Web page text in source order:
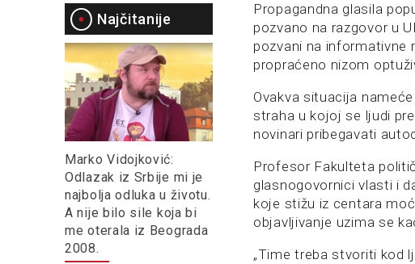
Najčitanije
Marko Vidojković:
Odlazak iz Srbije mi je
najbolja odluka u životu.
A nije bilo sile koja bi
me oterala iz Beograda
2008.
Propagandna glasila
pozvano na razgovor u
pozvani na informativne
propraćeno nizom
Ovakva situacija
straha u kojoj se ljudi
novinari pribegavati
Profesor Fakulteta
glasnogovornici vlasti i
koje stižu iz centara
objavljivanje uzima se
„Time treba stvoriti kod